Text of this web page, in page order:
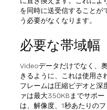
を同時に送受信することが
う必要がなくなります。
必要な帯域幅
Videoデータだけでなく、
きるように、これは使用さ
フレームは圧縮ビデオと深
ァは最大350KBまでサポ
は、解像度、1秒あたりの